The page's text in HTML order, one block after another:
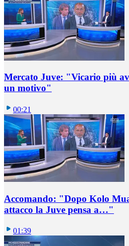
Mercato Juve: "Vicario più
un motivo"
00:21
Accomando: "Dopo Kolo
attacco la Juve pensa a…"
01:39